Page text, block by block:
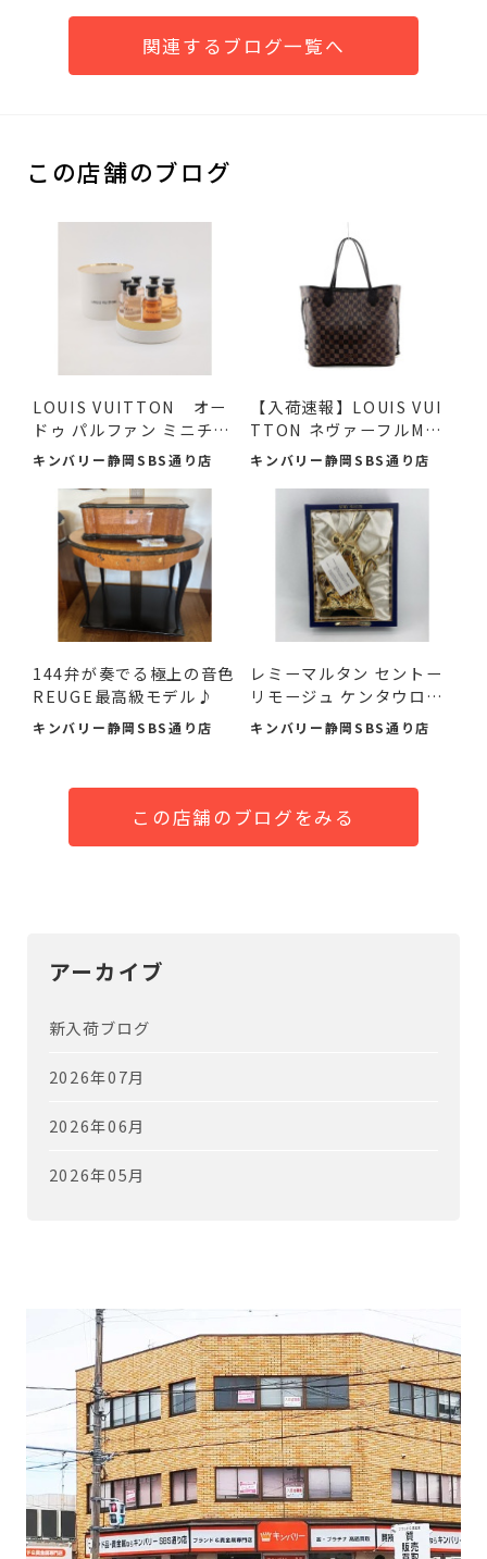
関連するブログ一覧へ
この店舗のブログ
LOUIS VUITTON オー
ドゥ パルファン ミニチュ
アセ...
キンバリー静岡SBS通り店
【入荷速報】LOUIS VUI
TTON ネヴァーフルMM
ダミエ...
キンバリー静岡SBS通り店
144弁が奏でる極上の音色
REUGE最高級モデル♪
キンバリー静岡SBS通り店
レミーマルタン セントー
リモージュ ケンタウロ
ス...
キンバリー静岡SBS通り店
この店舗のブログをみる
アーカイブ
新入荷ブログ
2026年07月
2026年06月
2026年05月